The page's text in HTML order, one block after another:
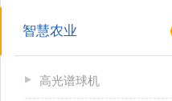
智慧农业
高光谱球机